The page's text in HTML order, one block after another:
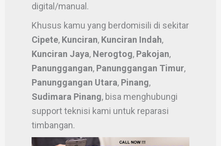
digital/manual.
Khusus kamu yang berdomisili di sekitar
Cipete, Kunciran, Kunciran Indah,
Kunciran Jaya, Nerogtog, Pakojan,
Panunggangan, Panunggangan Timur,
Panunggangan Utara, Pinang,
Sudimara Pinang, bisa menghubungi
support teknisi kami untuk reparasi
timbangan.